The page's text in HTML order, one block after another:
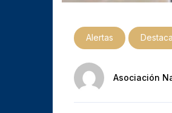
Alertas
Asociación